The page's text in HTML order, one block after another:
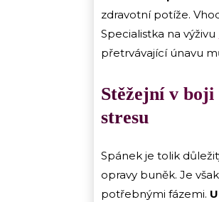
zdravotní potíže.
Specialistka na výživu
přetrvávající únavu
Stěžejní v
stresu
Spánek je tolik
opravy buněk. Je
potřebnými fázemi.